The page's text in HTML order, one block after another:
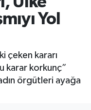
Yol
çeken kararı
karar korkunç”
örgütleri ayağa